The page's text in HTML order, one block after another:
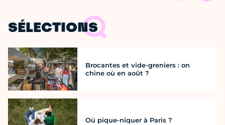
SÉLECTIONS
Brocantes et vide-greniers : on
chine où en août ?
Où pique-niquer à Paris ?